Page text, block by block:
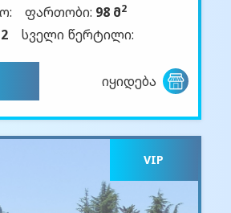
ფართობი: 98 მ2
2 სველი წერტილი:
იყიდება
VIP